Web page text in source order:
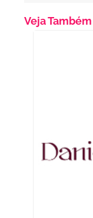
Veja Também